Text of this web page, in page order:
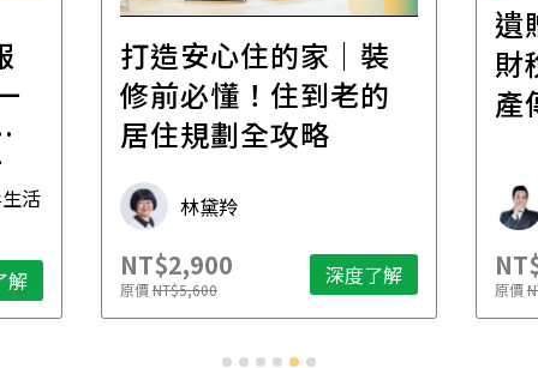
活
解
打造安心住的家｜裝
修前必懂！住到老的
居住規劃全攻略
林黛羚
NT$2,900
原價NT$5,600 深度了解
遺
財
產
原價